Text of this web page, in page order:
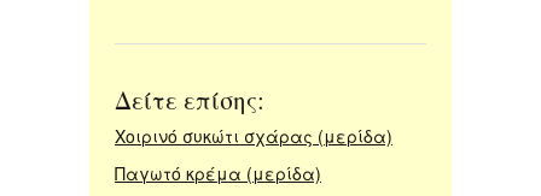
Δείτε επίσης:
Χοιρινό συκώτι σχάρας (μερίδα)
Παγωτό κρέμα (μερίδα)